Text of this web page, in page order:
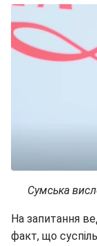
Сумська
На запитання
факт, що